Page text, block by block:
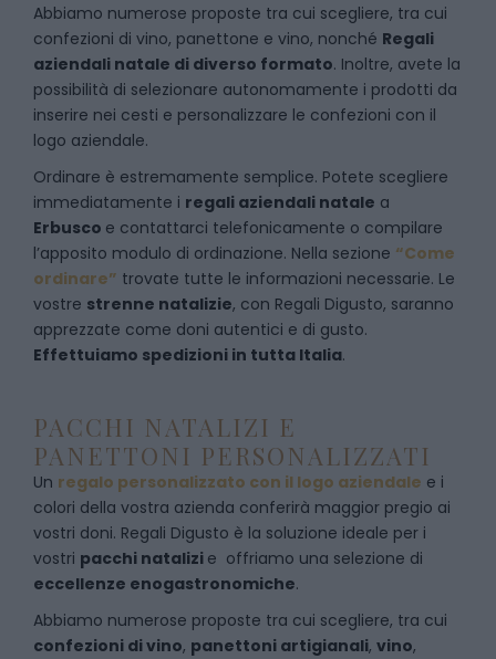
Abbiamo numerose proposte tra cui scegliere, tra cui
confezioni di vino, panettone e vino, nonché Regali
aziendali natale di diverso formato. Inoltre, avete la
possibilità di selezionare autonomamente i prodotti da
inserire nei cesti e personalizzare le confezioni con il
logo aziendale.
Ordinare è estremamente semplice. Potete scegliere
immediatamente i regali aziendali natale a
Erbusco e contattarci telefonicamente o compilare
l’apposito modulo di ordinazione. Nella sezione “Come
ordinare” trovate tutte le informazioni necessarie. Le
vostre strenne natalizie, con Regali Digusto, saranno
apprezzate come doni autentici e di gusto.
Effettuiamo spedizioni in tutta Italia.
PACCHI NATALIZI E
PANETTONI PERSONALIZZATI
Un regalo personalizzato con il logo aziendale e i
colori della vostra azienda conferirà maggior pregio ai
vostri doni. Regali Digusto è la soluzione ideale per i
vostri pacchi natalizi e offriamo una selezione di
eccellenze enogastronomiche.
Abbiamo numerose proposte tra cui scegliere, tra cui
confezioni di vino, panettoni artigianali, vino,